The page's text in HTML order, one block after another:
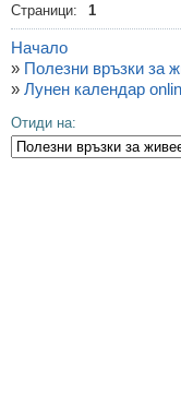
Страници: 1
Начало
» Полезни връзки за
» Лунен календар
Отиди на: